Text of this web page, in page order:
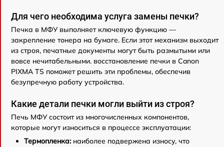
Для чего необходима услуга замены печки?
Печка в МФУ выполняет ключевую функцию —
закрепление тонера на бумаге. Если этот механизм выходит
из строя, печатные документы могут быть размытыми или
вовсе нечитабельными. восстановление печки в Canon
PIXMA TS поможет решить эти проблемы, обеспечив
безупречную работу устройства.
Какие детали печки могли выйти из строя?
Печь МФУ состоит из многочисленных компонентов,
которые могут износиться в процессе эксплуатации:
Термопленка: наиболее подвержена износу, что